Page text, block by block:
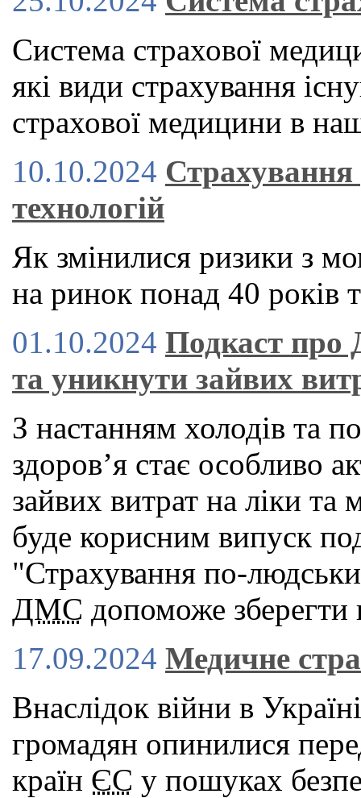
Система страхової
які види страхування
страхової медицини в
10.10.2024
технологій
Як змінилися ризики з
на ринок понад 40 років
01.10.2024 Подкаст про
та уникнути зайвих
З настанням холодів та
здоров’я стає особливо
зайвих витрат на ліки та
буде корисним випуск
"Страхування по-
ДМС допоможе зберегти
17.09.2024 Медичне
Внаслідок війни в
громадян опинилися
країн ЄС у пошуках